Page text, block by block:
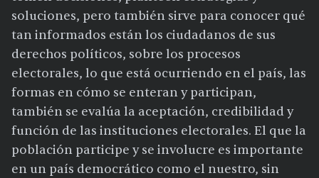
soluciones, pero también sirve para conocer qué
tan informados están los ciudadanos de sus
derechos políticos, sobre los procesos
electorales, lo que está ocurriendo en el país, las
formas en cómo se enteran y participan,
también se evalúa la aceptación, credibilidad y
función de las instituciones electorales. El que la
población participe y se involucre es importante
en un país democrático como el nuestro, sin